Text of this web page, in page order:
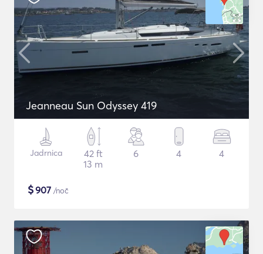
Jeanneau Sun Odyssey 419
Jadrnica
42 ft
13 m
6 4 4
$907 /noč